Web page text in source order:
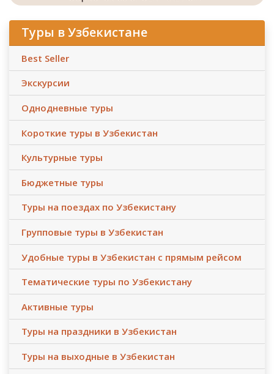
Туры в Узбекистане
Best Seller
Экскурсии
Однодневные туры
Короткие туры в Узбекистан
Культурные туры
Бюджетные туры
Туры на поездах по Узбекистану
Групповые туры в Узбекистан
Удобные туры в Узбекистан с прямым рейсом
Тематические туры по Узбекистану
Активные туры
Туры на праздники в Узбекистан
Туры на выходные в Узбекистан